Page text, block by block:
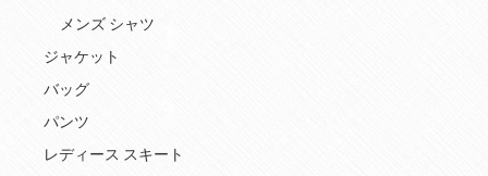
メンズ シャツ
ジャケット
バッグ
パンツ
レディース スキート